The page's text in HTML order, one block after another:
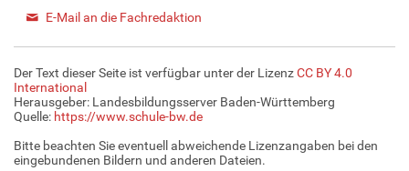
E-Mail an die Fachredaktion
Der Text dieser Seite ist verfügbar unter der LizenzCC BY 4.0
International
Herausgeber: Landesbildungsserver Baden-Württemberg
Quelle: https://www.schule-bw.de
Bitte beachten Sie eventuell abweichende Lizenzangaben bei den
eingebundenen Bildern und anderen Dateien.